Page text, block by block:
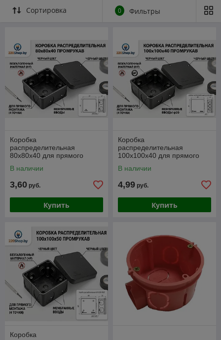
Сортировка 0 Фильтры
Коробка
распределительная
80х80х40 для прямого
безгалогенная (HF) черная
В наличии
3,60 руб.
Купить
Коробка
распределительная
100х100х40 для прямого
безгалогенная (HF) черная
В наличии
4,99 руб.
Купить
Коробка